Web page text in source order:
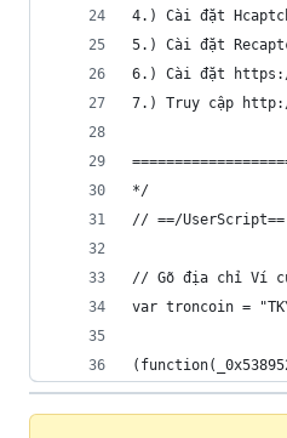
4.) Cài đặt
5.) Cài đặt
6.) Cài đặt
7.) Truy cập http://
*/
// ==/UserScript==
// Gõ địa chỉ Ví
var troncoin =